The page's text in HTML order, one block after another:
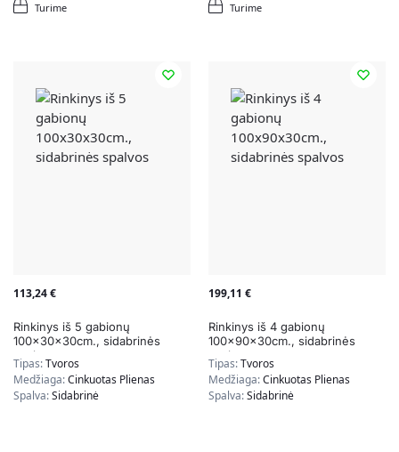
Turime Turime
113,24€
Rinkinys iš 5 gabionų
100x30x30cm., sidabrinės
spalvos
Tipas:Tvoros
Medžiaga:Cinkuotas Plienas
Spalva:Sidabrinė
199,11 €
Rinkinys iš 4 gabionų
100x90x30cm., sidabrinės
spalvos
Tipas:Tvoros
Medžiaga:Cinkuotas Plienas
Spalva:Sidabrinė